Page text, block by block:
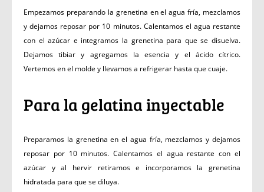
Empezamos preparando la grenetina en el agua fría, mezclamos
y dejamos reposar por 10 minutos. Calentamos el agua restante
con el azúcar e integramos la grenetina para que se disuelva.
Dejamos tibiar y agregamos la esencia y el ácido cítrico.
Vertemos en el molde y llevamos a refrigerar hasta que cuaje.
Para la gelatina inyectable
Preparamos la grenetina en el agua fría, mezclamos y dejamos
reposar por 10 minutos. Calentamos el agua restante con el
azúcar y al hervir retiramos e incorporamos la grenetina
hidratada para que se diluya.